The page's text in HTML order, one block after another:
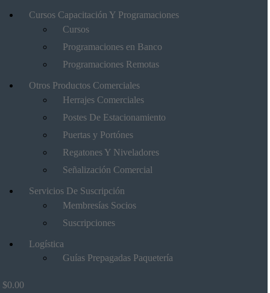
Cursos Capacitación Y Programaciones
Cursos
Programaciones en Banco
Programaciones Remotas
Otros Productos Comerciales
Herrajes Comerciales
Postes De Estacionamiento
Puertas y Portónes
Regatones Y Niveladores
Señalización Comercial
Servicios De Suscripción
Membresías Socios
Suscripciones
Logística
Guías Prepagadas Paquetería
$0.00